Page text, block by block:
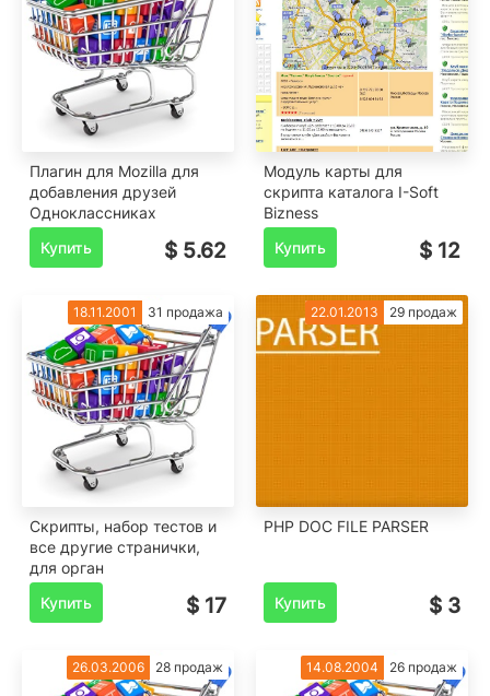
Плагин для Mozilla для
добавления друзей
Одноклассниках
Купить
$ 5.62
Модуль карты для
скрипта каталога I-Soft
Bizness
Купить
$ 12
18.11.2001 31 продажа
Скрипты, набор тестов и
все другие странички,
для орган
Купить
$ 17
22.01.2013 29 продаж
PHP DOC FILE PARSER
Купить $ 3
26.03.2006 28 продаж 14.08.2004 26 продаж